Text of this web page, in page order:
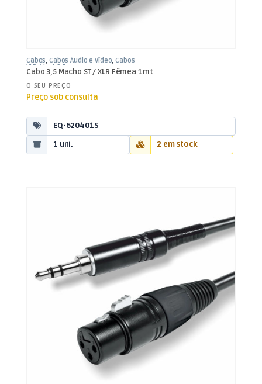
Cabos,Cabos Áudio e Vídeo,Cabos
XLR / Jack 3,5mm
Cabo 3,5 Macho ST / XLR Fêmea 1mt
O SEU PREÇO
Preço sob consulta
EQ-620401S
1 uni.
2 em stock